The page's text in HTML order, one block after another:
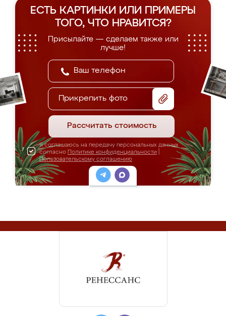
ЕСТЬ КАРТИНКИ ИЛИ ПРИМЕРЫ
ТОГО, ЧТО НРАВИТСЯ?
Присылайте — сделаем также или
лучше!
Прикрепить фото
Рассчитать стоимость
Я соглашаюсь на передачу персональных данных
согласно Политике конфиденциальности
Пользовательскому соглашению